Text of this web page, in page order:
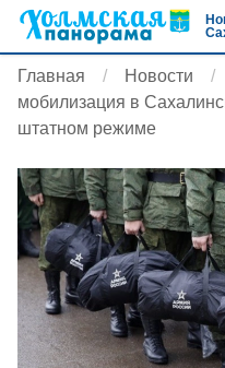
Главная Новости
мобилизация в
штатном режиме